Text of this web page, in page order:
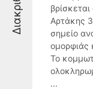
Αρτάκης
σημείο
ομορφιάς
Το
...